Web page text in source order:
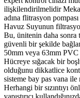
ilişkilendirilmelidir
adına flitrasyon
Havuz Suyunun
Bu, ünitenin daha sonra
güvenli bir şekilde
50mm veya 63mm
Hücreye sığacak bir
olduğunu dikkatlice
sisteme bay pas vana ile
Herhangi bir sızıntıyı